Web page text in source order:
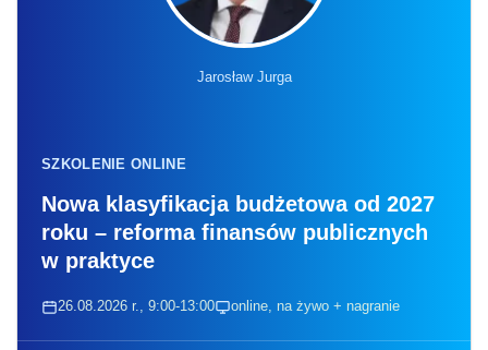
Jarosław Jurga
SZKOLENIE ONLINE
Nowa klasyfikacja budżetowa od 2027
roku – reforma finansów publicznych
w praktyce
26.08.2026 r., 9:00-13:00 online, na żywo + nagranie